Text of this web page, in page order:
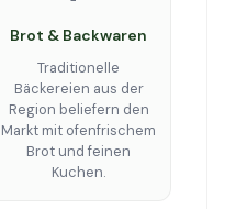
Brot & Backwaren
Traditionelle
Bäckereien aus der
Region beliefern den
Markt mit ofenfrischem
Brot und feinen
Kuchen.